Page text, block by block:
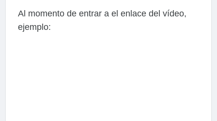
Al momento de entrar a el enlace del vídeo,
ejemplo: